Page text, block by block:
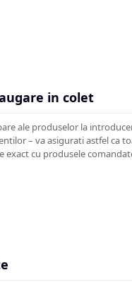
in colet
ale produselor la
– va asigurati astfel ca
exact cu produsele